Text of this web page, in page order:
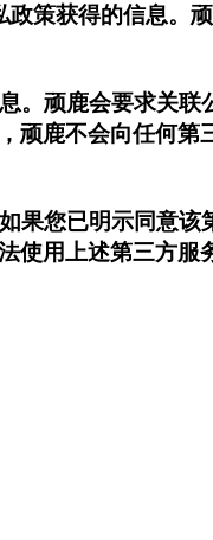
策获得的信息。
。顽鹿会要求关联
顽鹿不会向任何第
果您已明示同意该
使用上述第三方服